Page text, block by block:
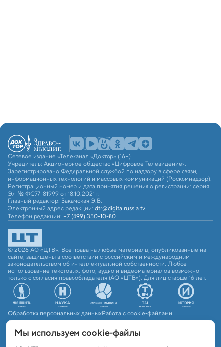
Сетевое издание «Телеканал «Доктор» (16+)
Учредитель: Акционерное общество «Цифровое Телевидение».
Зарегистрировано Федеральной службой по надзору в сфере связи,
информационных технологий и массовых коммуникаций (Роскомнадзор).
Регистрационный номер и дата принятия решения о регистрации: серия
Эл № ФС77-81999 от 18.10.2021 г.
Главный редактор: Закамская Э.В.
Электронный адрес редакции: dtr@digitalrussia.tv
Телефон редакции: +7 (499) 350-10-80
© 2026 АО «ЦТВ». Все права на любые материалы, опубликованные на
сайте, защищены в соответствии с российским и международным
законодательством об интеллектуальной собственности. Любое
использование текстовых, фото, аудио и видеоматериалов возможно
только с согласия правообладателя (АО «ЦТВ»). Для лиц старше 16 лет.
Обработка персональных данныхРабота с cookie-файлами
Мы используем сookie-файлы